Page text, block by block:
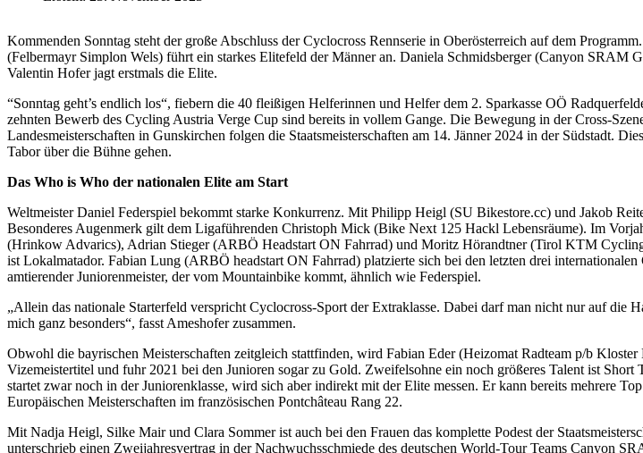
Kommenden Sonntag steht der große Abschluss der Cyclocross Rennserie in Oberösterreich auf dem
(Felbermayr Simplon Wels) führt ein starkes Elitefeld der Männer an. Daniela Schmidsberger (Canyon
Valentin Hofer jagt erstmals die Elite.
“Sonntag geht’s endlich los“, fiebern die 40 fleißigen Helferinnen und Helfer dem 2. Sparkasse OÖ
zehnten Bewerb des Cycling Austria Verge Cup sind bereits in vollem Gange. Die Bewegung in der Cross-
Landesmeisterschaften in Gunskirchen folgen die Staatsmeisterschaften am 14. Jänner 2024 in der Südstadt.
Tabor über die Bühne gehen.
Das Who is Who der nationalen Elite am Start
Weltmeister Daniel Federspiel bekommt starke Konkurrenz. Mit Philipp Heigl (SU Bikestore.cc) und Jakob
Besonderes Augenmerk gilt dem Ligaführenden Christoph Mick (Bike Next 125 Hackl Lebensräume). Im
(Hrinkow Advarics), Adrian Stieger (ARBÖ Headstart ON Fahrrad) und Moritz Hörandtner (Tirol KTM
ist Lokalmatador. Fabian Lung (ARBÖ headstart ON Fahrrad) platzierte sich bei den letzten drei
amtierender Juniorenmeister, der vom Mountainbike kommt, ähnlich wie Federspiel.
„Allein das nationale Starterfeld verspricht Cyclocross-Sport der Extraklasse. Dabei darf man nicht nur auf die
mich ganz besonders“, fasst Ameshofer zusammen.
Obwohl die bayrischen Meisterschaften zeitgleich stattfinden, wird Fabian Eder (Heizomat Radteam p/b
Vizemeistertitel und fuhr 2021 bei den Junioren sogar zu Gold. Zweifelsohne ein noch größeres Talent ist
startet zwar noch in der Juniorenklasse, wird sich aber indirekt mit der Elite messen. Er kann bereits mehrere
Europäischen Meisterschaften im französischen Pontchâteau Rang 22.
Mit Nadja Heigl, Silke Mair und Clara Sommer ist auch bei den Frauen das komplette Podest der
unterschrieb einen Zweijahresvertrag in der Nachwuchsschmiede des deutschen World-Tour Teams Canyon